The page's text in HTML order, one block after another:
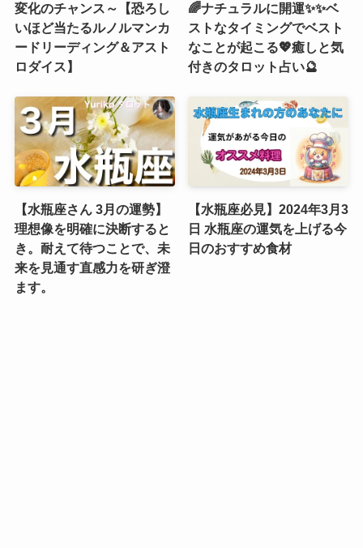
変化のチャンス～【恐ろし
いほど当たるルノルマンカ
ードリーディング＆アスト
ロダイス】
🌈ナチュラルに開運✨✨ベ
ストなタイミングでベスト
なことが起こる💖癒しと気
付きのタロット占い🔮
【水瓶座さん 3月の運勢】
理想像を明確に決断すると
き。耐えて待つことで、未
来を見通す直感力を研ぎ澄
ます。
【水瓶座必見】2024年3月3
日 水瓶座の運気を上げる今
日のおすすめ食材